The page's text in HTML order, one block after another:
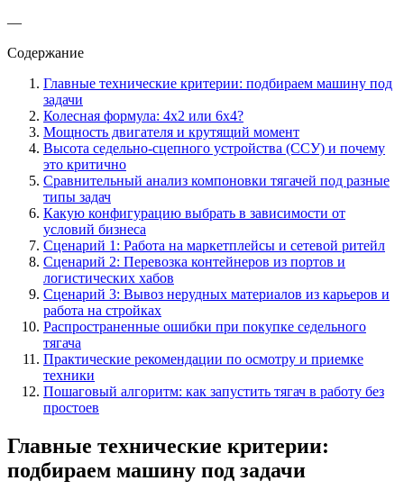
—
Содержание
Главные технические критерии: подбираем машину под
задачи
Колесная формула: 4х2 или 6х4?
Мощность двигателя и крутящий момент
Высота седельно-сцепного устройства (ССУ) и почему
это критично
Сравнительный анализ компоновки тягачей под разные
типы задач
Какую конфигурацию выбрать в зависимости от
условий бизнеса
Сценарий 1: Работа на маркетплейсы и сетевой ритейл
Сценарий 2: Перевозка контейнеров из портов и
логистических хабов
Сценарий 3: Вывоз нерудных материалов из карьеров и
работа на стройках
Распространенные ошибки при покупке седельного
тягача
Практические рекомендации по осмотру и приемке
техники
Пошаговый алгоритм: как запустить тягач в работу без
простоев
Главные технические критерии:
подбираем машину под задачи